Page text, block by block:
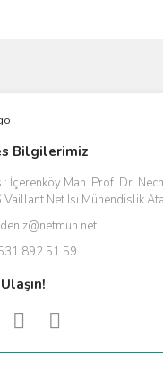
Bilgilerimiz
: İçerenköy Mah. Prof. Dr.
Vaillant Net Isı Mühendislik
deniz@netmuh.net
892 51 59